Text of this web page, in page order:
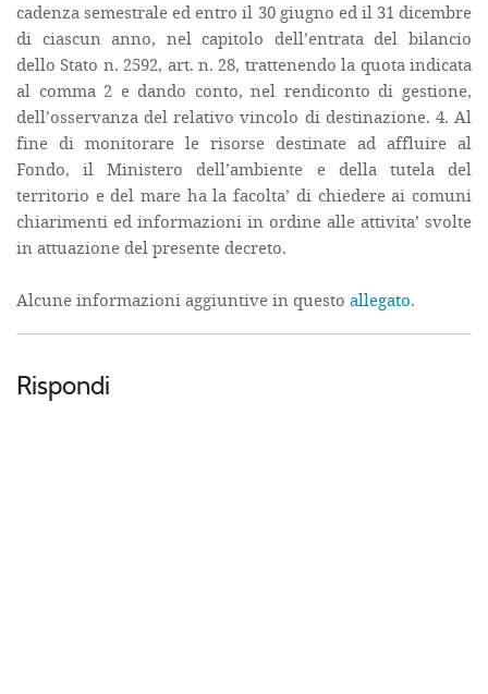
cadenza semestrale ed entro il 30 giugno ed il 31 dicembre
di ciascun anno, nel capitolo dell’entrata del bilancio
dello Stato n. 2592, art. n. 28, trattenendo la quota indicata
al comma 2 e dando conto, nel rendiconto di gestione,
dell’osservanza del relativo vincolo di destinazione. 4. Al
fine di monitorare le risorse destinate ad affluire al
Fondo, il Ministero dell’ambiente e della tutela del
territorio e del mare ha la facolta’ di chiedere ai comuni
chiarimenti ed informazioni in ordine alle attivita’ svolte
in attuazione del presente decreto.
Alcune informazioni aggiuntive in questo allegato.
Rispondi